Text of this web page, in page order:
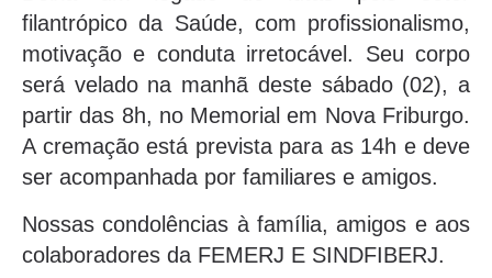
filantrópico da Saúde, com profissionalismo,
motivação e conduta irretocável. Seu corpo
será velado na manhã deste sábado (02), a
partir das 8h, no Memorial em Nova Friburgo.
A cremação está prevista para as 14h e deve
ser acompanhada por familiares e amigos.
Nossas condolências à família, amigos e aos
colaboradores da FEMERJ E SINDFIBERJ.